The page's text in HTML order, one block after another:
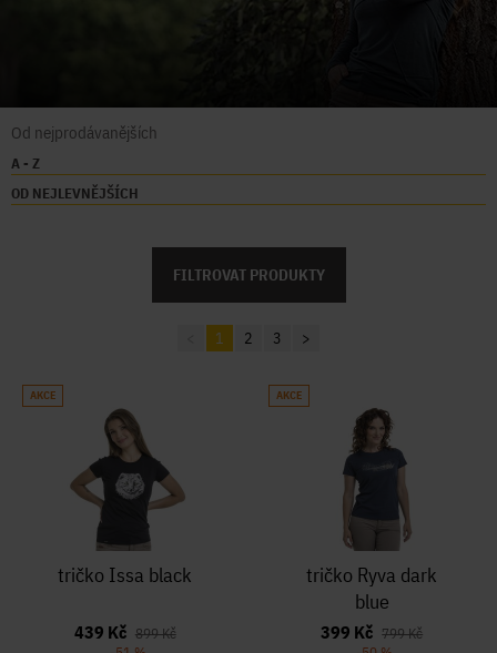
Od nejprodávanějších
A - Z
OD NEJLEVNĚJŠÍCH
FILTROVAT PRODUKTY
1 2 3 >
AKCE
tričko Issa black
439 Kč 899 Kč
AKCE
tričko Ryva dark
blue
399 Kč 799 Kč